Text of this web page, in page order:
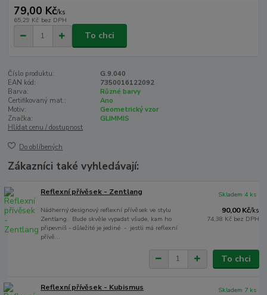
79,00 Kč/ks
65,29 Kč bez DPH
To chci
Číslo produktu:
G.9.040
EAN kód:
7350016122092
Barva:
Různé barvy
Certifikovaný mat.:
Ano
Motiv:
Geometrický vzor
Značka:
GLIMMIS
Hlídat cenu / dostupnost
Do oblíbených
Zákazníci také vyhledávají:
Reflexní přívěsek - Zentlang
Nádherný designový reflexní přívěsek ve stylu
Zentlang. Bude skvěle vypadat všude, kam ho
připevníš - důležité je jediné - jestli má reflexní
přívě...
90,00 Kč/ks
74,38 Kč bez DPH
Skladem 4 ks
To chci
Reflexní přívěsek - Kubismus Skladem 7 ks